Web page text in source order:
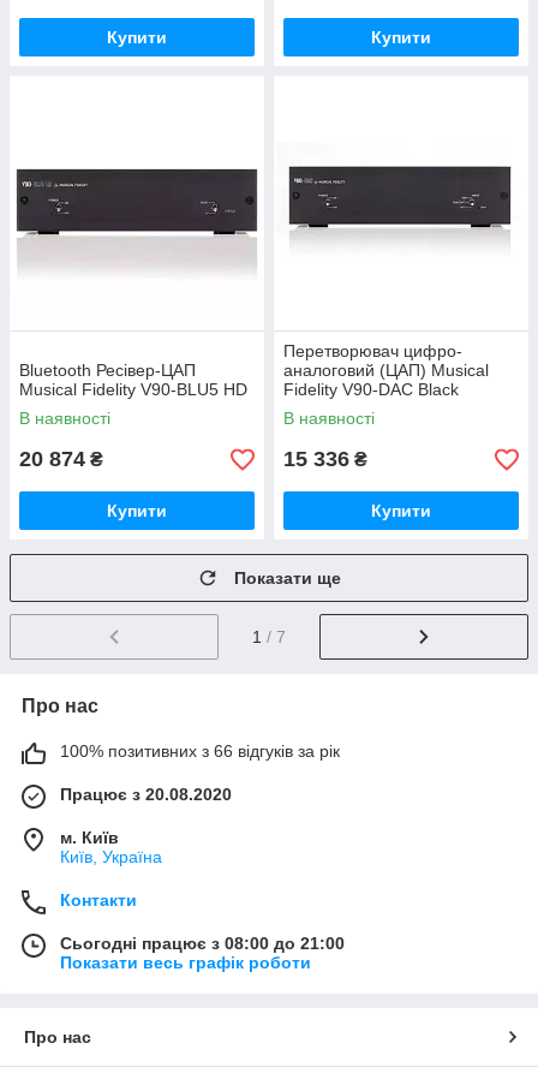
Купити Купити
Bluetooth Ресівер-ЦАП
Musical Fidelity V90-BLU5 HD
В наявності
20 874 ₴
Купити
Перетворювач цифро-
аналоговий (ЦАП) Musical
Fidelity V90-DAC Black
В наявності
15 336 ₴
Купити
Показати ще
1 / 7
Про нас
100% позитивних з 66 відгуків за рік
Працює з 20.08.2020
м. Київ
Київ, Україна
Контакти
Сьогодні працює з 08:00 до 21:00
Показати весь графік роботи
Про нас